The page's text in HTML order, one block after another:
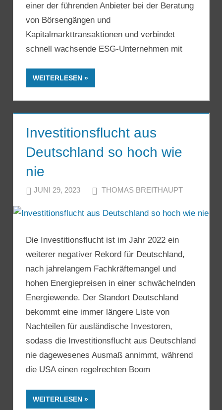
einer der führenden Anbieter bei der Beratung
von Börsengängen und
Kapitalmarkttransaktionen und verbindet
schnell wachsende ESG-Unternehmen mit
WEITERLESEN
Investitionsflucht aus
Deutschland so hoch wie
nie
JUNI 29, 2023 THOMAS BREITHAUPT
Die Investitionsflucht ist im Jahr 2022 ein
weiterer negativer Rekord für Deutschland,
nach jahrelangem Fachkräftemangel und
hohen Energiepreisen in einer schwächelnden
Energiewende. Der Standort Deutschland
bekommt eine immer längere Liste von
Nachteilen für ausländische Investoren,
sodass die Investitionsflucht aus Deutschland
nie dagewesenes Ausmaß annimmt, während
die USA einen regelrechten Boom
WEITERLESEN